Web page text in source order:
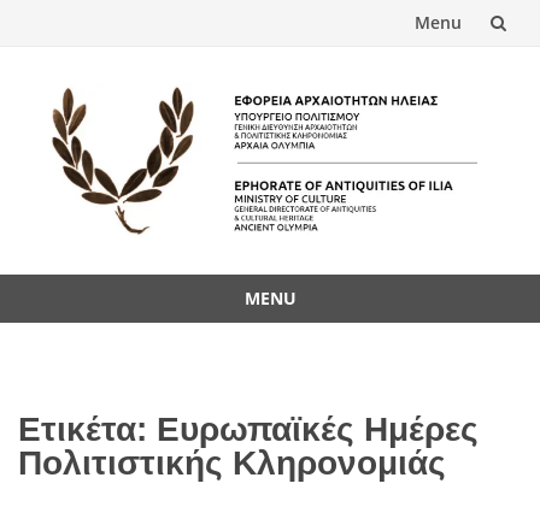
Menu
content
MENU
Ετικέτα: Ευρωπαϊκές Ημέρες
Πολιτιστικής Κληρονομιάς